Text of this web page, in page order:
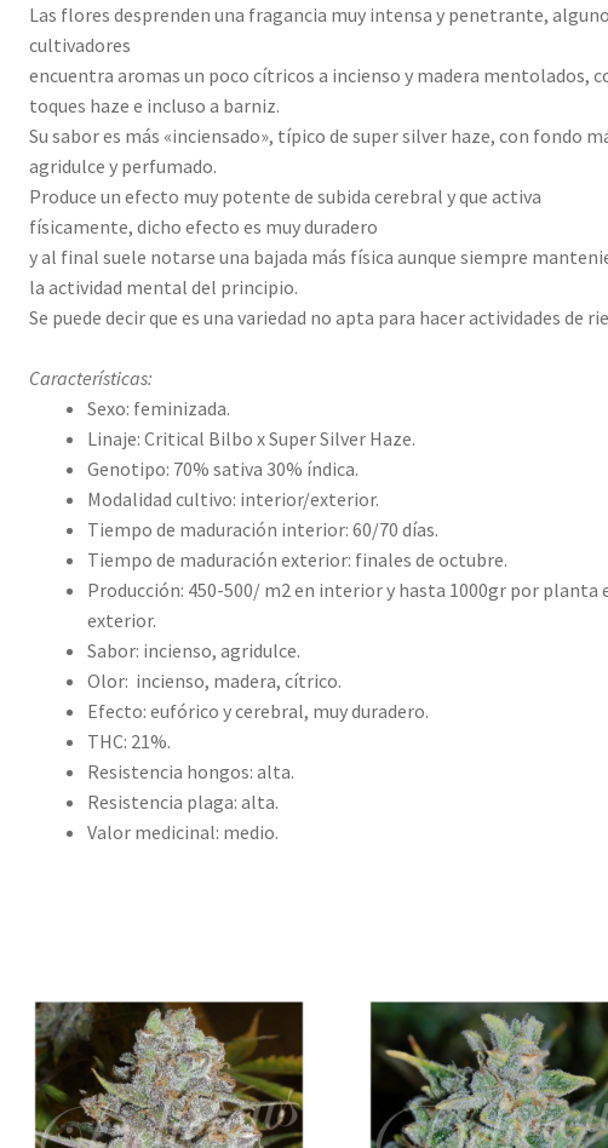
Las flores desprenden una fragancia muy intensa y penetrante,
cultivadores
encuentra aromas un poco cítricos a incienso y madera mentolados,
toques haze e incluso a barniz.
Su sabor es más «inciensado», típico de super silver haze, con fondo
agridulce y perfumado.
Produce un efecto muy potente de subida cerebral y que activa
físicamente, dicho efecto es muy duradero
y al final suele notarse una bajada más física aunque siempre
la actividad mental del principio.
Se puede decir que es una variedad no apta para hacer actividades de
Características:
Sexo: feminizada.
Linaje: Critical Bilbo x Super Silver Haze.
Genotipo: 70% sativa 30% índica.
Modalidad cultivo: interior/exterior.
Tiempo de maduración interior: 60/70 días.
Tiempo de maduración exterior: finales de octubre.
Producción: 450-500/ m2 en interior y hasta 1000gr por planta
exterior.
Sabor: incienso, agridulce.
Olor: incienso, madera, cítrico.
Efecto: eufórico y cerebral, muy duradero.
THC: 21%.
Resistencia hongos: alta.
Resistencia plaga: alta.
Valor medicinal: medio.